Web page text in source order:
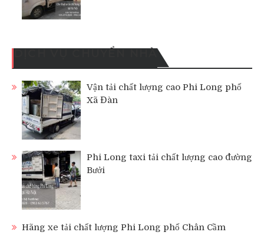
DỊCH VỤ CHUYỂN NHÀ
Vận tải chất lượng cao Phi Long phố
Xã Đàn
Phi Long taxi tải chất lượng cao đường
Bưởi
Hãng xe tải chất lượng Phi Long phố Chân Cầm